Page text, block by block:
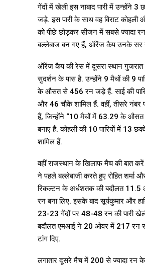
गेंदों में खेली इस नाबाद पारी में उन्होंने
जड़े. इस पारी के साथ वह विराट कोहली
को पीछे छोड़कर सीजन में सबसे ज्यादा
बल्लेबाज बन गए हैं, ऑरेंज कैप उनके सर
ऑरेंज कैप की रेस में दूसरा स्थान गुजरात
सुदर्शन के पास है. उन्होंने 9 मैचों की 9
के औसत से 456 रन जड़े हैं. साई की
और 46 चौके शामिल हैं. वहीं, तीसरे नंबर
हैं, जिन्होंने “10 मैचों में 63.29 के
बनाए हैं. कोहली की 10 पारियों में 13
शामिल हैं.
वहीं राजस्थान के खिलाफ मैच की बात
ने पहले बल्लेबाजी करते हुए रोहित शर्मा
रिकल्टन के अर्धशतक की बदौलत 11.5
रन बना लिए. इसके बाद सूर्यकुमार और
23-23 गेंदों पर 48-48 रन की पारी
बदौलत एमआई ने 20 ओवर में 217 रन
टांग दिए.
लगातार दूसरे मैच में 200 से ज्यादा रन के